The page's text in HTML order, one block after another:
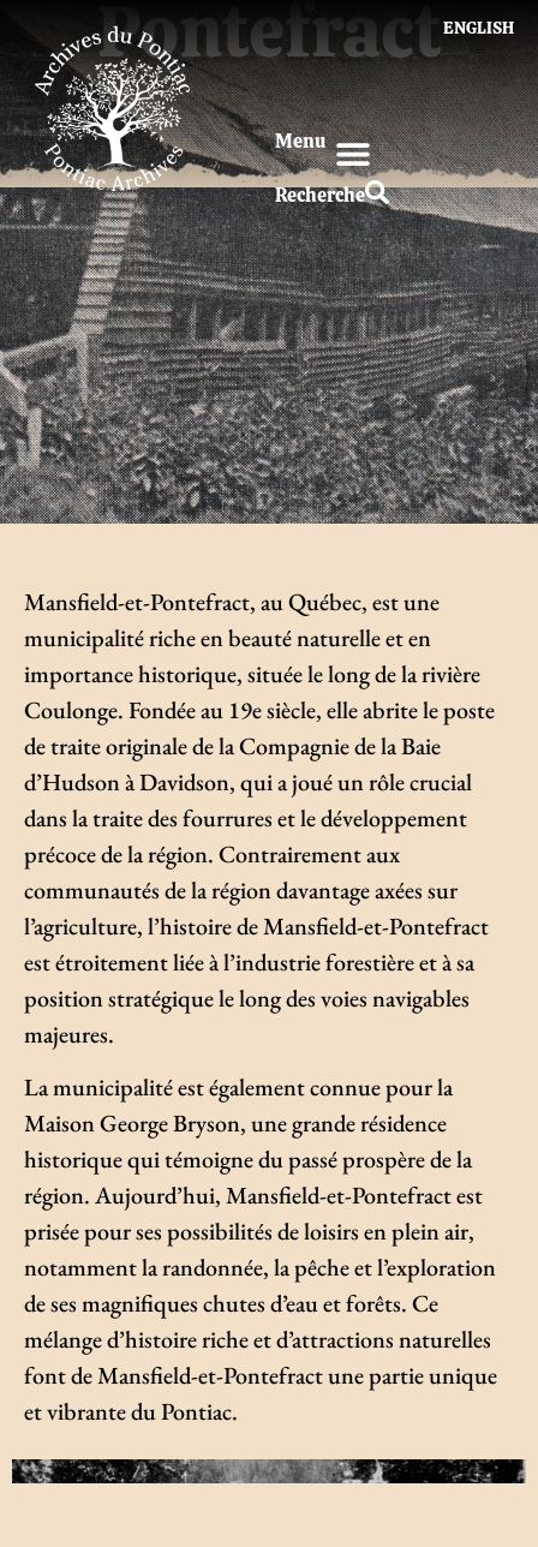
ENGLISH
Menu
Recherche
Pontefract
Mansfield-et-Pontefract, au Québec, est une
municipalité riche en beauté naturelle et en
importance historique, située le long de la rivière
Coulonge. Fondée au 19e siècle, elle abrite le poste
de traite originale de la Compagnie de la Baie
d’Hudson à Davidson, qui a joué un rôle crucial
dans la traite des fourrures et le développement
précoce de la région. Contrairement aux
communautés de la région davantage axées sur
l’agriculture, l’histoire de Mansfield-et-Pontefract
est étroitement liée à l’industrie forestière et à sa
position stratégique le long des voies navigables
majeures.
La municipalité est également connue pour la
Maison George Bryson, une grande résidence
historique qui témoigne du passé prospère de la
région. Aujourd’hui, Mansfield-et-Pontefract est
prisée pour ses possibilités de loisirs en plein air,
notamment la randonnée, la pêche et l’exploration
de ses magnifiques chutes d’eau et forêts. Ce
mélange d’histoire riche et d’attractions naturelles
font de Mansfield-et-Pontefract une partie unique
et vibrante du Pontiac.